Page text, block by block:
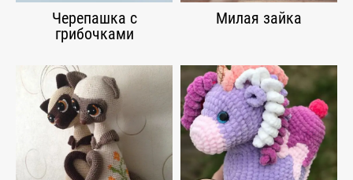
Черепашка с
грибочками
Милая зайка